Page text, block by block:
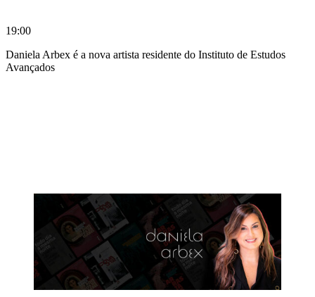
19:00
Daniela Arbex é a nova artista residente do Instituto de Estudos
Avançados